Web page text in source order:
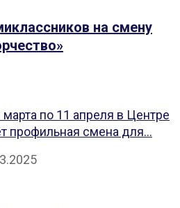
на смену
по 11 апреля в Центре
профильная смена для...